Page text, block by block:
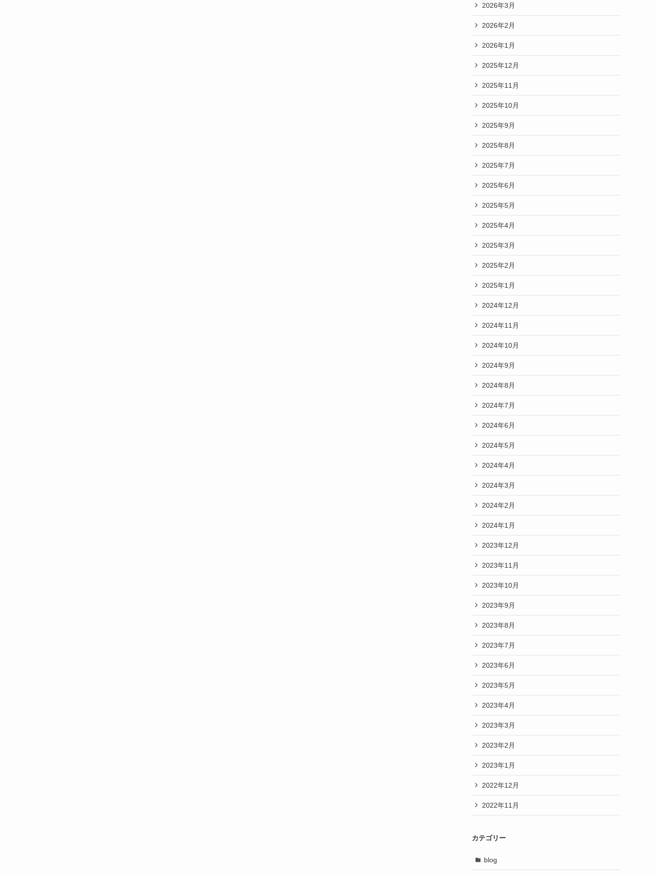
2026年3月
2026年2月
2026年1月
2025年12月
2025年11月
2025年10月
2025年9月
2025年8月
2025年7月
2025年6月
2025年5月
2025年4月
2025年3月
2025年2月
2025年1月
2024年12月
2024年11月
2024年10月
2024年9月
2024年8月
2024年7月
2024年6月
2024年5月
2024年4月
2024年3月
2024年2月
2024年1月
2023年12月
2023年11月
2023年10月
2023年9月
2023年8月
2023年7月
2023年6月
2023年5月
2023年4月
2023年3月
2023年2月
2023年1月
2022年12月
2022年11月
カテゴリー
blog